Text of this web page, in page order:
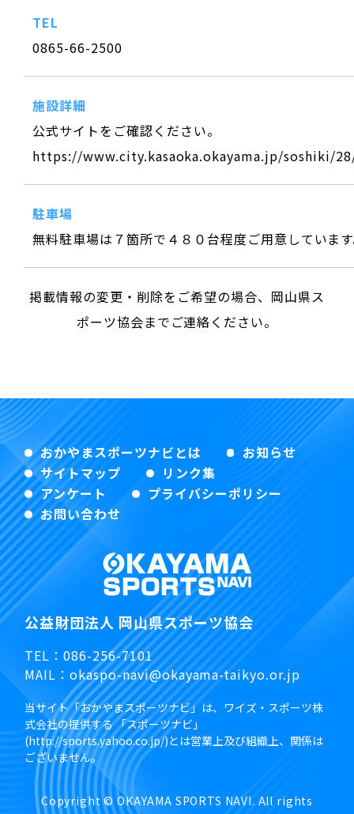
TEL
0865-66-2500
施設詳細
公式サイトをご確認ください。
https://www.city.kasaoka.okayama.jp/soshiki/
駐車場
無料駐車場は７箇所で４８０台程度ご用意していま
掲載情報の変更・削除をご希望の場合、岡山県ス
ポーツ協会までご連絡ください。
おかやまスポーツナビとは
お知らせ
サイトマップ
リンク集
アンケート
プライバシーポリシー
お問い合わせ
公益財団法人 岡山県スポーツ協会
TEL：086-256-7101
MAIL：okaspo-navi@okayama-taikyo.or.jp
当サイト「おかやまスポーツナビ」は、ワイズ・スポーツ株
式会社の提供する 「スポーツナビ」
(http://sports.yahoo.co.jp/)とは営業上及び組織上、関係は
ございません。
Copyright © OKAYAMA SPORTS NAVI. All rights